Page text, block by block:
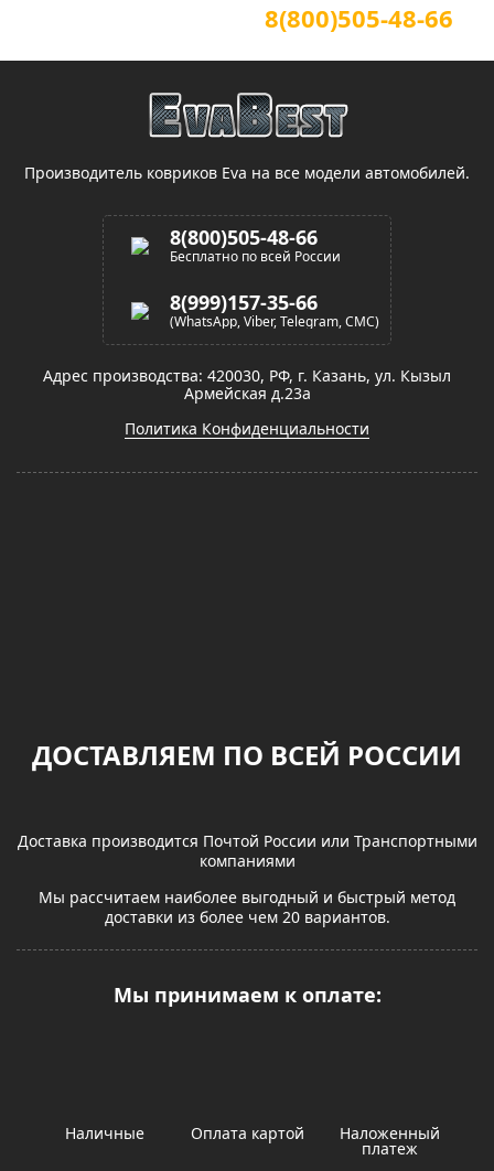
8(800)505-48-66
Производитель ковриков Eva на все модели автомобилей.
8(800)505-48-66
Бесплатно по всей России
8(999)157-35-66
(WhatsApp, Viber, Telegram, СМС)
Адрес производства: 420030, РФ, г. Казань, ул. Кызыл
Армейская д.23а
Политика Конфиденциальности
ДОСТАВЛЯЕМ ПО ВСЕЙ РОССИИ
Доставка производится Почтой России или Транспортными
компаниями
Мы рассчитаем наиболее выгодный и быстрый метод
доставки из более чем 20 вариантов.
Мы принимаем к оплате:
Наличные Оплата картой Наложенный
платеж